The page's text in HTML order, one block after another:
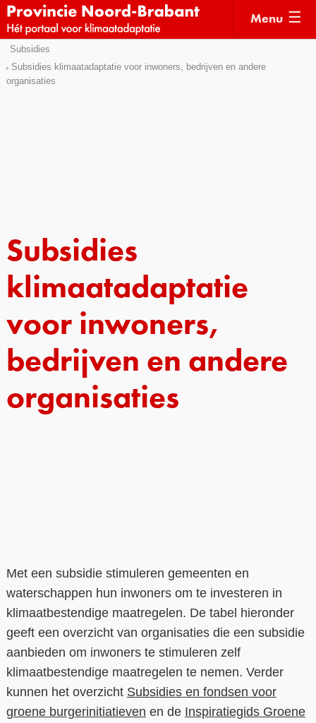
Sla
links
over
inhoud
Menu
Subsidies
Subsidies klimaatadaptatie voor inwoners, bedrijven en andere
organisaties
Subsidies
klimaatadaptatie
voor inwoners,
bedrijven en andere
organisaties
Met een subsidie stimuleren gemeenten en
waterschappen hun inwoners om te investeren in
klimaatbestendige maatregelen. De tabel hieronder
geeft een overzicht van organisaties die een subsidie
aanbieden om inwoners te stimuleren zelf
klimaatbestendige maatregelen te nemen. Verder
kunnen het overzicht Subsidies en fondsen voor
groene burgerinitiatieven en de Inspiratiegids Groene
Monitoring
Over ons
LIFE-IP Klimaatadaptatie